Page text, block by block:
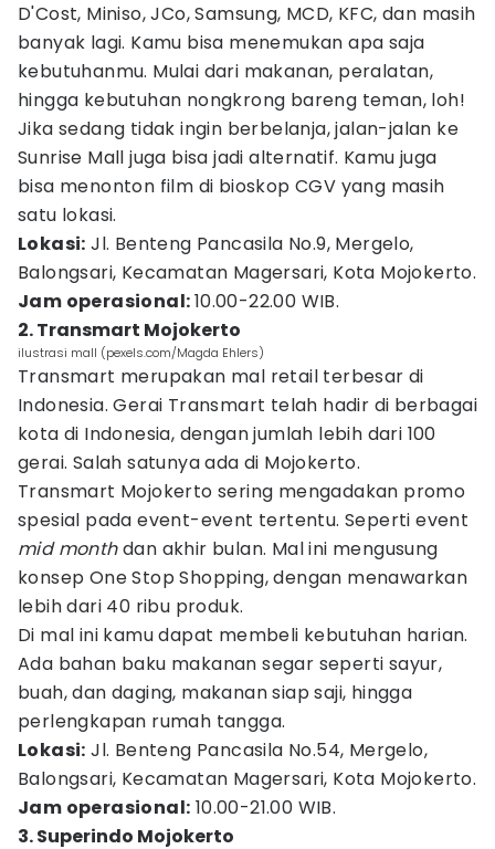
D'Cost, Miniso, JCo, Samsung, MCD, KFC, dan masih
banyak lagi. Kamu bisa menemukan apa saja
kebutuhanmu. Mulai dari makanan, peralatan,
hingga kebutuhan nongkrong bareng teman, loh!
Jika sedang tidak ingin berbelanja, jalan-jalan ke
Sunrise Mall juga bisa jadi alternatif. Kamu juga
bisa menonton film di bioskop CGV yang masih
satu lokasi.
Lokasi: Jl. Benteng Pancasila No.9, Mergelo,
Balongsari, Kecamatan Magersari, Kota Mojokerto.
Jam operasional:10.00-22.00 WIB.
2. Transmart Mojokerto
ilustrasi mall (pexels.com/Magda Ehlers)
Transmart merupakan mal retail terbesar di
Indonesia. Gerai Transmart telah hadir di berbagai
kota di Indonesia, dengan jumlah lebih dari 100
gerai. Salah satunya ada di Mojokerto.
Transmart Mojokerto sering mengadakan promo
spesial pada event-event tertentu. Seperti event
mid monthdan akhir bulan. Mal ini mengusung
konsep One Stop Shopping, dengan menawarkan
lebih dari 40 ribu produk.
Di mal ini kamu dapat membeli kebutuhan harian.
Ada bahan baku makanan segar seperti sayur,
buah, dan daging, makanan siap saji, hingga
perlengkapan rumah tangga.
Lokasi: Jl. Benteng Pancasila No.54, Mergelo,
Balongsari, Kecamatan Magersari, Kota Mojokerto.
Jam operasional: 10.00-21.00 WIB.
3. Superindo Mojokerto